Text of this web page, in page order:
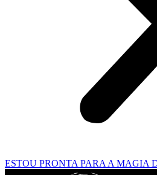
ESTOU PRONTA PARA A MAGIA